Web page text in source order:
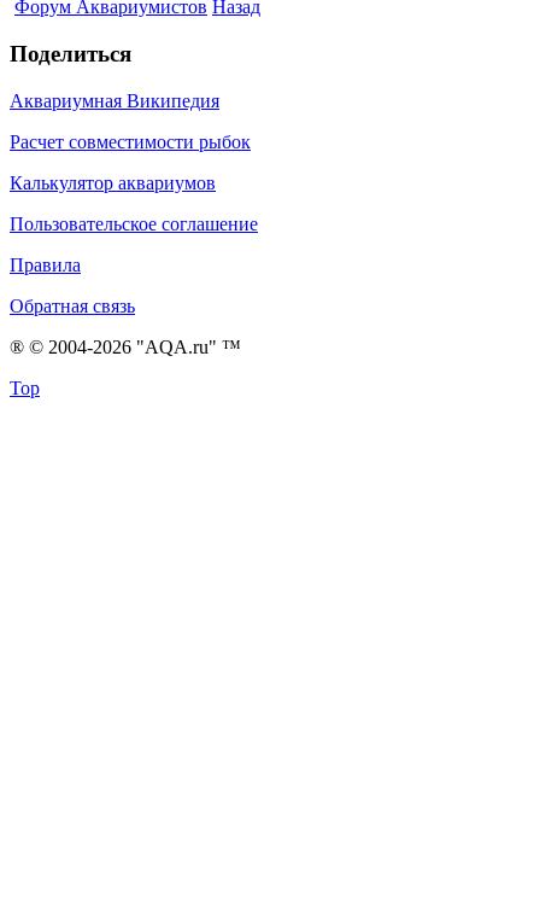
Форум Аквариумистов Назад
Поделиться
Аквариумная Википедия
Расчет совместимости рыбок
Калькулятор аквариумов
Пользовательское соглашение
Правила
Обратная связь
® © 2004-2026 "AQA.ru" ™
Top